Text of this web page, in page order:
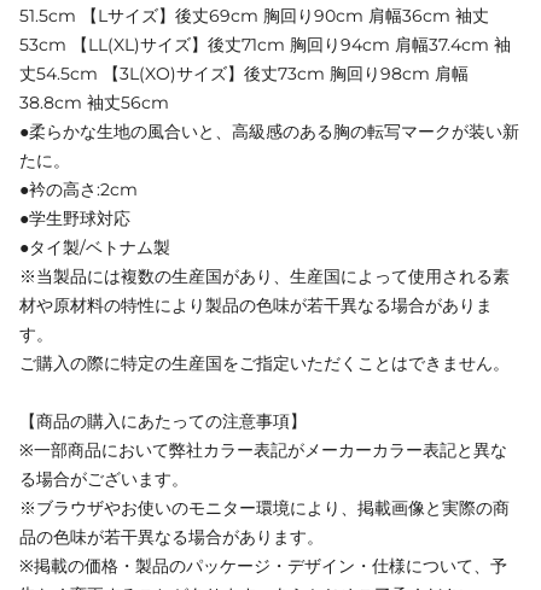
51.5cm 【Lサイズ】後丈69cm 胸回り90cm 肩幅36cm 袖丈
53cm 【LL(XL)サイズ】後丈71cm 胸回り94cm 肩幅37.4cm 袖
丈54.5cm 【3L(XO)サイズ】後丈73cm 胸回り98cm 肩幅
38.8cm 袖丈56cm
●柔らかな生地の風合いと、高級感のある胸の転写マークが装い新
たに。
●衿の高さ:2cm
●学生野球対応
●タイ製/ベトナム製
※当製品には複数の生産国があり、生産国によって使用される素
材や原材料の特性により製品の色味が若干異なる場合がありま
す。
ご購入の際に特定の生産国をご指定いただくことはできません。
【商品の購入にあたっての注意事項】
※一部商品において弊社カラー表記がメーカーカラー表記と異な
る場合がございます。
※ブラウザやお使いのモニター環境により、掲載画像と実際の商
品の色味が若干異なる場合があります。
※掲載の価格・製品のパッケージ・デザイン・仕様について、予